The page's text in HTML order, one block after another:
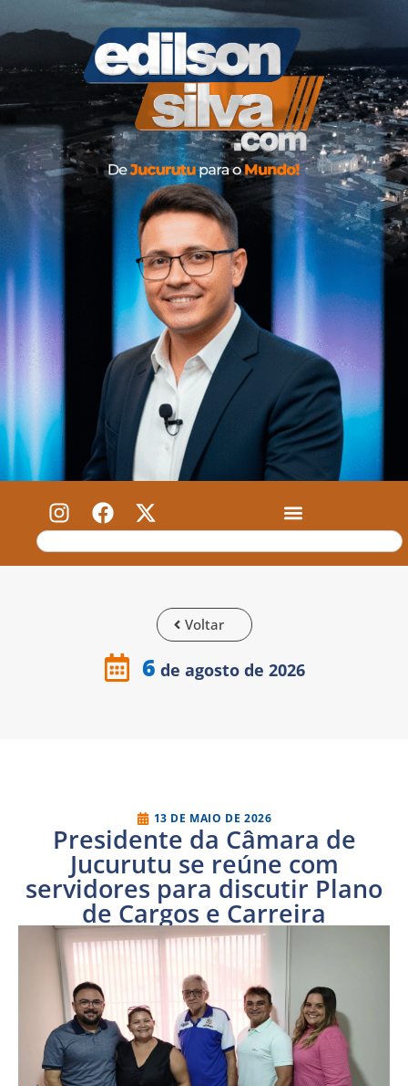
Voltar
6 de agosto de 2026
13 DE MAIO DE 2026
Presidente da Câmara de
Jucurutu se reúne com
servidores para discutir Plano
de Cargos e Carreira